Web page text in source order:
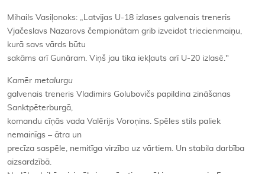
Mihails Vasiļonoks: „Latvijas U-18 izlases galvenais treneris
Vjačeslavs Nazarovs čempionātam grib izveidot triecienmaiņu,
kurā savs vārds būtu
sakāms arī Gunāram. Viņš jau tika iekļauts arī U-20 izlasē."
Kamēr metalurgu
galvenais treneris Vladimirs Golubovičs papildina zināšanas
Sanktpēterburgā,
komandu cīņās vada Valērijs Voroņins. Spēles stils paliek
nemainīgs – ātra un
precīza saspēle, nemitīga virzība uz vārtiem. Un stabila darbība
aizsardzībā.